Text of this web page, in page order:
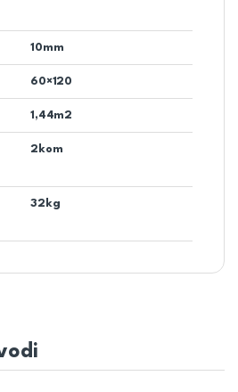
10mm
60×120
1,44m2
2kom
32kg